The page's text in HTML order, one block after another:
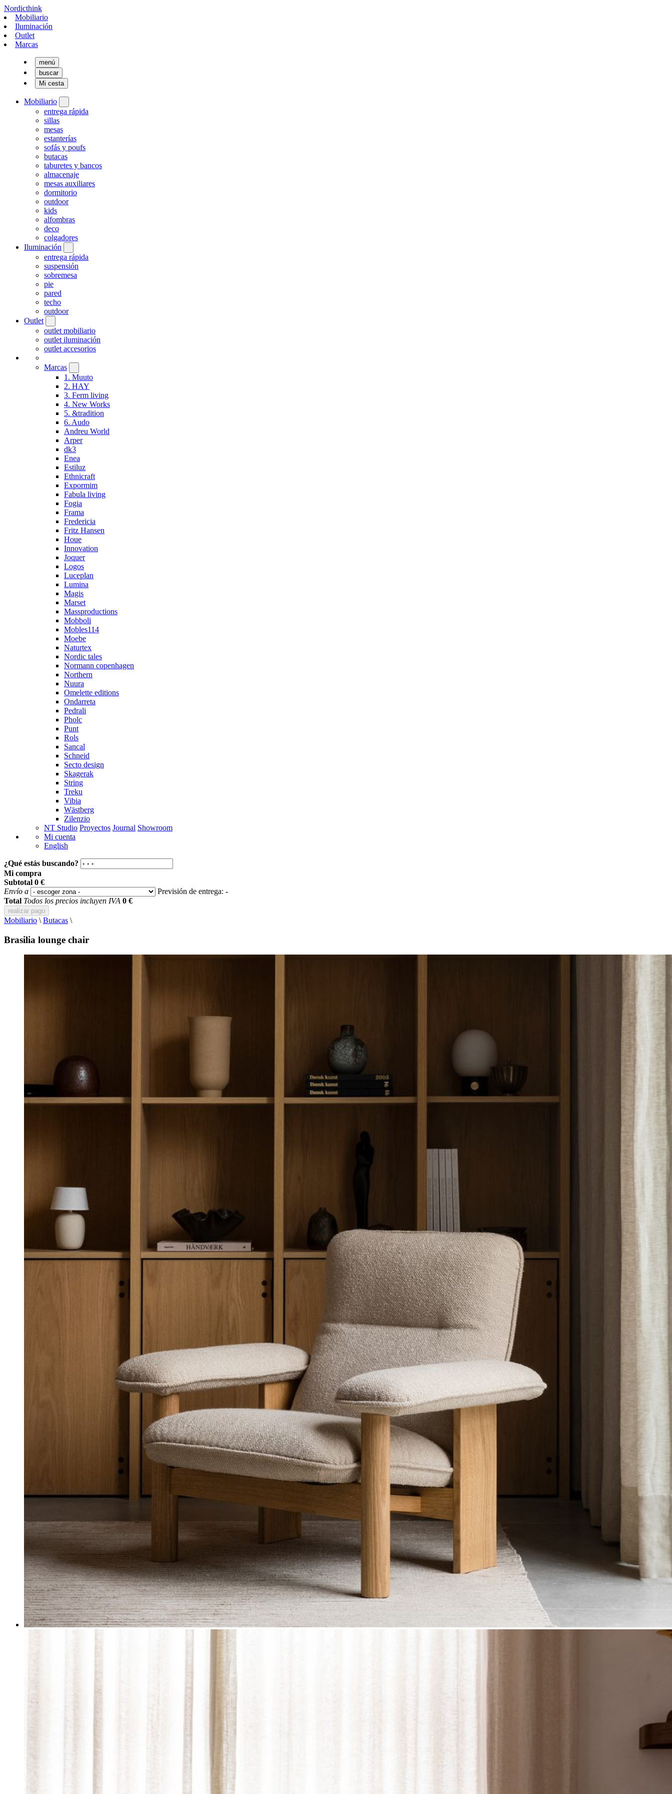
Nordicthink
Mobiliario
Iluminación
Outlet
Marcas
menú
buscar
Mi cesta
Mobiliario
entrega rápida
sillas
mesas
estanterías
sofás y poufs
butacas
taburetes y bancos
almacenaje
mesas auxiliares
dormitorio
outdoor
kids
alfombras
deco
colgadores
Iluminación
entrega rápida
suspensión
sobremesa
pie
pared
techo
outdoor
Outlet
outlet mobiliario
outlet iluminación
outlet accesorios
Marcas
1. Muuto
2. HAY
3. Ferm living
4. New Works
5. &tradition
6. Audo
Andreu World
Arper
dk3
Enea
Estiluz
Ethnicraft
Expormim
Fabula living
Fogia
Frama
Fredericia
Fritz Hansen
Houe
Innovation
Joquer
Logos
Luceplan
Lumina
Magis
Marset
Massproductions
Mobboli
Mobles114
Moebe
Naturtex
Nordic tales
Normann copenhagen
Northern
Nuura
Omelette editions
Ondarreta
Pedrali
Pholc
Punt
Rols
Sancal
Schneid
Secto design
Skagerak
String
Treku
Vibia
Wästberg
Zilenzio
NT Studio Proyectos Journal Showroom
Mi cuenta
English
¿Qué estás buscando?
Mi compra
Subtotal 0 €
Envío a
Previsión de entrega: -
Total Todos los precios incluyen IVA 0 €
realizar pago
Mobiliario \ Butacas \
Brasilia lounge chair